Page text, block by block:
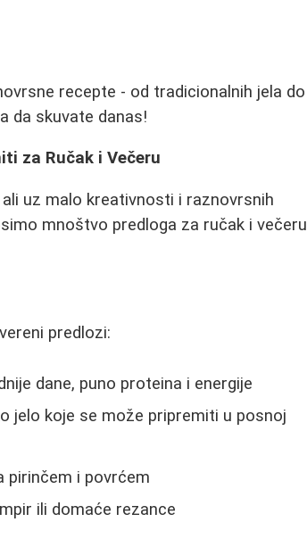
recepte - od tradicionalnih jela do
da skuvate danas!
za Ručak i Večeru
uz malo kreativnosti i raznovrsnih
mnoštvo predloga za ručak i večeru
predlozi:
dane, puno proteina i energije
jelo koje se može pripremiti u posnoj
pirinčem i povrćem
ili domaće rezance